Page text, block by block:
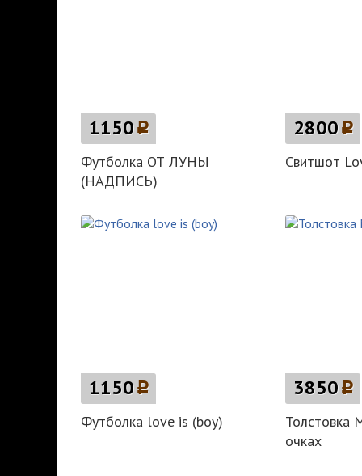
1150p
Футболка ОТ ЛУНЫ
(НАДПИСЬ)
2800p
Свитшот
1150p
Футболка love is (boy)
3850p
Толстовка
очках